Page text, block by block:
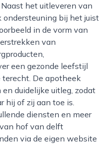
het uitleveren van
bij het juist
in de vorm van
van
een gezonde leefstijl
De apotheek
duidelijke uitleg, zodat
hij of zij aan toe is.
diensten en meer
hof van delft
via de eigen website